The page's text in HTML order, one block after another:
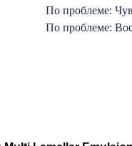
По проблеме:
По проблеме: